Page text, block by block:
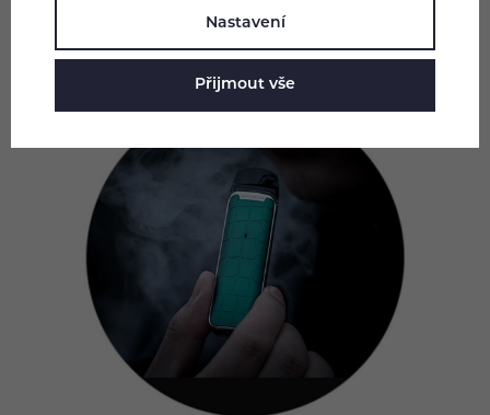
které se aktivuje potažením z náustku.
Nastavení
Přijmout vše